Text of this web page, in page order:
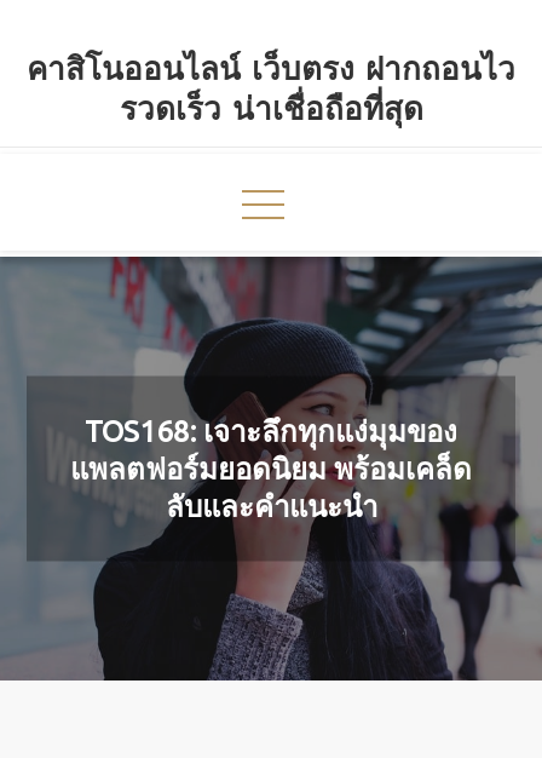
content
คาสิโนออนไลน์ เว็บตรง ฝากถอนไว
รวดเร็ว น่าเชื่อถือที่สุด
TOS168: เจาะลึกทุกแง่มุมของ
แพลตฟอร์มยอดนิยม พร้อมเคล็ด
ลับและคำแนะนำ